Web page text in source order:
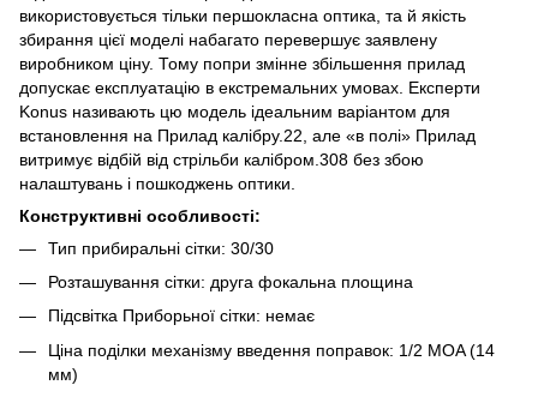
використовується тільки першокласна оптика, та й якість
збирання цієї моделі набагато перевершує заявлену
виробником ціну. Тому попри змінне збільшення прилад
допускає експлуатацію в екстремальних умовах. Експерти
Konus називають цю модель ідеальним варіантом для
встановлення на Прилад калібру.22, але «в полі» Прилад
витримує відбій від стрільби калібром.308 без збою
налаштувань і пошкоджень оптики.
Конструктивні особливості:
Тип прибиральні сітки: 30/30
Розташування сітки: друга фокальна площина
Підсвітка Приборьної сітки: немає
Ціна поділки механізму введення поправок: 1/2 MOA (14
мм)